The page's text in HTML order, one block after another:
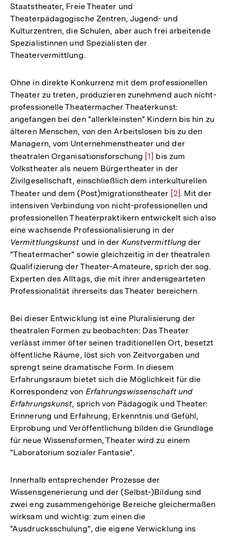
Staatstheater, Freie Theater und
Theaterpädagogische Zentren, Jugend- und
Kulturzentren, die Schulen, aber auch frei arbeitende
Spezialistinnen und Spezialisten der
Theatervermittlung.
Ohne in direkte Konkurrenz mit dem professionellen
Theater zu treten, produzieren zunehmend auch nicht-
professionelle Theatermacher Theaterkunst:
angefangen bei den "allerkleinsten" Kindern bis hin zu
älteren Menschen, von den Arbeitslosen bis zu den
Managern, vom Unternehmenstheater und der
theatralen Organisationsforschung Zur
Auflösung
der
Fußnote
[1] bis zum
Volkstheater als neuem Bürgertheater in der
Zivilgesellschaft, einschließlich dem interkulturellen
Theater und dem (Post)migrationstheater Zur
Auflösung
der
Fußnote
[2]. Mit der
intensiven Verbindung von nicht-professionellen und
professionellen Theaterpraktikern entwickelt sich also
eine wachsende Professionalisierung in der
Vermittlungskunst und in der Kunstvermittlung der
"Theatermacher" sowie gleichzeitig in der theatralen
Qualifizierung der Theater-Amateure, sprich der sog.
Experten des Alltags, die mit ihrer andersgearteten
Professionalität ihrerseits das Theater bereichern.
Bei dieser Entwicklung ist eine Pluralisierung der
theatralen Formen zu beobachten: Das Theater
verlässt immer öfter seinen traditionellen Ort, besetzt
öffentliche Räume, löst sich von Zeitvorgaben und
sprengt seine dramatische Form. In diesem
Erfahrungsraum bietet sich die Möglichkeit für die
Korrespondenz von Erfahrungswissenschaft und
Erfahrungskunst, sprich von Pädagogik und Theater:
Erinnerung und Erfahrung, Erkenntnis und Gefühl,
Erprobung und Veröffentlichung bilden die Grundlage
für neue Wissensformen, Theater wird zu einem
"Laboratorium sozialer Fantasie".
Innerhalb entsprechender Prozesse der
Wissensgenerierung und der (Selbst-)Bildung sind
zwei eng zusammengehörige Bereiche gleichermaßen
wirksam und wichtig: zum einen die
"Ausdrucksschulung", die eigene Verwicklung ins